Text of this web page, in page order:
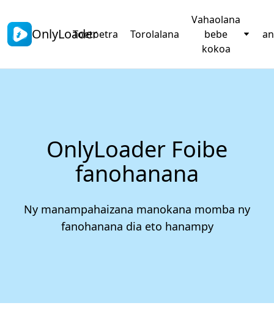
OnlyLoader
Toetoetra Torolalana
Vahaolana
bebe
kokoa
OnlyLoader Foibe
fanohanana
Ny manampahaizana manokana momba ny
fanohanana dia eto hanampy